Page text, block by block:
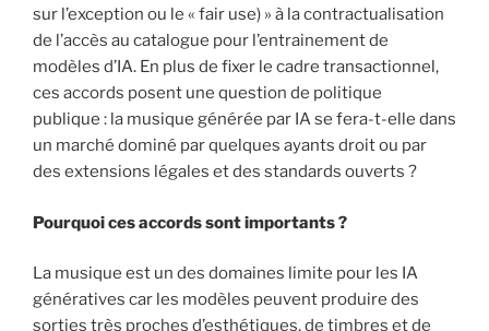
sur l’exception ou le « fair use) » à la contractualisation
de l’accès au catalogue pour l’entrainement de
modèles d’IA. En plus de fixer le cadre transactionnel,
ces accords posent une question de politique
publique : la musique générée par IA se fera-t-elle dans
un marché dominé par quelques ayants droit ou par
des extensions légales et des standards ouverts ?
Pourquoi ces accords sont importants ?
La musique est un des domaines limite pour les IA
génératives car les modèles peuvent produire des
sorties très proches d’esthétiques, de timbres et de